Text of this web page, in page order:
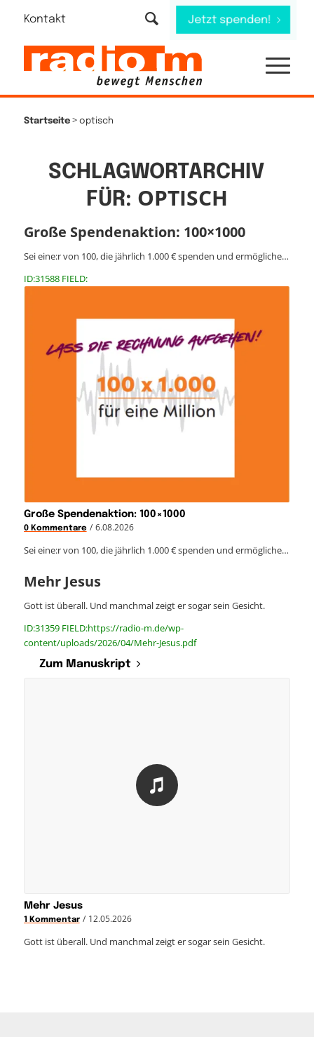
Kontakt Jetzt spenden!
Startseite> optisch
SCHLAGWORTARCHIV
FÜR: OPTISCH
Große Spendenaktion: 100×1000
Sei eine:r von 100, die jährlich 1.000 € spenden und ermögliche…
ID:31588 FIELD:
Große Spendenaktion: 100×1000
0 Kommentare / 6.08.2026
Sei eine:r von 100, die jährlich 1.000 € spenden und ermögliche…
Mehr Jesus
Gott ist überall. Und manchmal zeigt er sogar sein Gesicht.
ID:31359 FIELD:https://radio-m.de/wp-
content/uploads/2026/04/Mehr-Jesus.pdf
Zum Manuskript
Mehr Jesus
1 Kommentar / 12.05.2026
Gott ist überall. Und manchmal zeigt er sogar sein Gesicht.